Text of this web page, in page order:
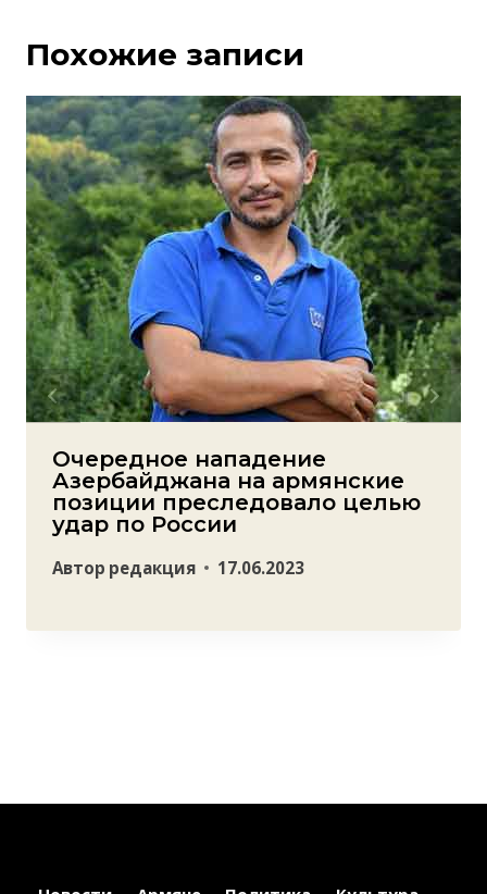
Похожие записи
Очередное нападение
Азербайджана на армянские
позиции преследовало целью
удар по России
Автор редакция 17.06.2023